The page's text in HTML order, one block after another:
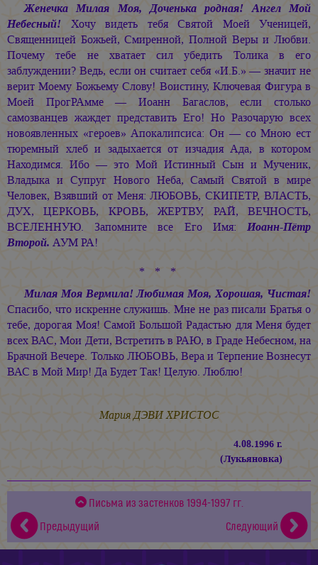
Женечка Милая Моя, Доченька родная! Ангел Мой
Небесный! Хочу видеть тебя Святой Моей Ученицей,
Священницей Божьей, Смиренной, Полной Веры и Любви.
Почему тебе не хватает сил убедить Толика в его
заблуждении? Ведь, если он считает себя «И.Б.» — значит не
верит Моему Божьему Слову! Воистину, Ключевая Фигура в
Моей ПрогРАмме — Иоанн Багаслов, если столько
самозванцев жаждет представить Его! Но Разочарую всех
новоявленных «героев» Апокалипсиса: Он — со Мною ест
тюремный хлеб и задыхается от изчадия Ада, в котором
Находимся. Ибо — это Мой Истинный Сын и Мученик,
Владыка и Супруг Нового Неба, Самый Святой в мире
Человек, Взявший от Меня: ЛЮБОВЬ, СКИПЕТР, ВЛАСТЬ,
ДУХ, ЦЕРКОВЬ, КРОВЬ, ЖЕРТВУ, РАЙ, ВЕЧНОСТЬ,
ВСЕЛЕННУЮ. Запомните все Его Имя: Иоанн-Пётр
Второй. АУМ РА!
* * *
Милая Моя Вермила! Любимая Моя, Хорошая, Чистая!
Спасибо, что искренне служишь. Мне не раз писали Братья о
тебе, дорогая Моя! Самой Большой Радастью для Меня будет
всех ВАС, Мои Дети, Встретить в РАЮ, в Граде Небесном, на
Брачной Вечере. Только ЛЮБОВЬ, Вера и Терпение Вознесут
ВАС в Мой Мир! Да Будет Так! Целую. Люблю!
Мария ДЭВИ ХРИСТОС
4.08.1996 г.
(Лукьяновка)
Письма из застенков 1994-1997 гг.
Предыдущий
Следующий